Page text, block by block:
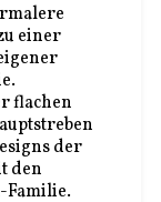
einer
flachen
der
den
Familie.